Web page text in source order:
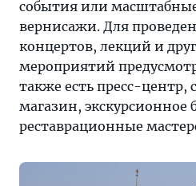
события или
вернисажи. Для
концертов, лекций и
мероприятий
также есть пресс-центр,
магазин, экскурсионное
реставрационные